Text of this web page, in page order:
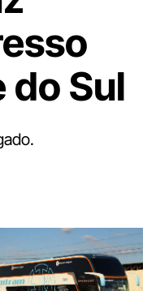
do Sul